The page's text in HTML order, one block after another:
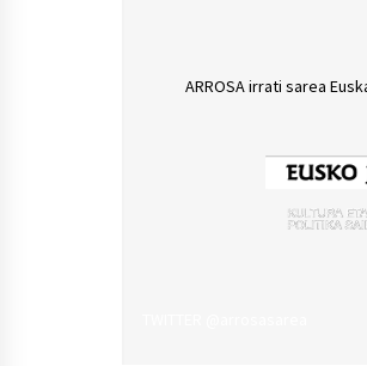
ARROSA irrati sarea